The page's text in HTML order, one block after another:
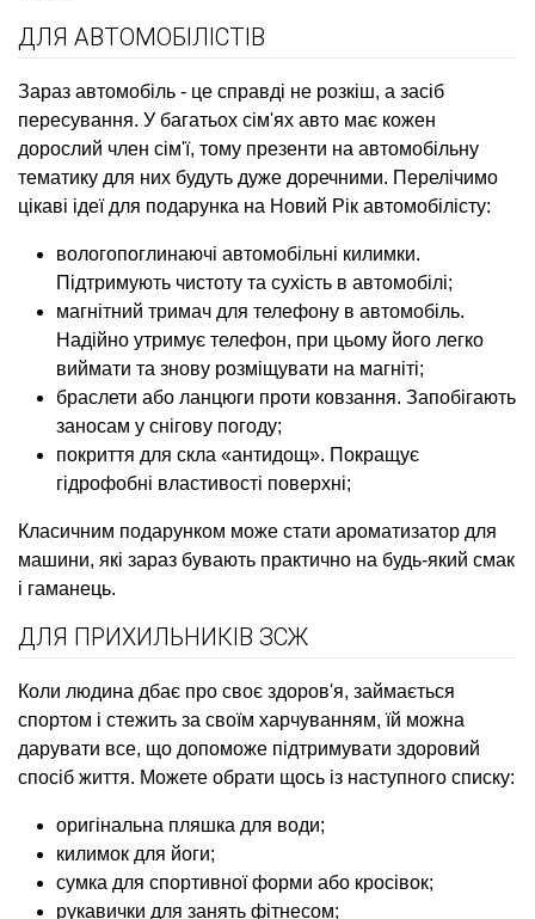
ДЛЯ АВТОМОБІЛІСТІВ
Зараз автомобіль - це справді не розкіш, а засіб
пересування. У багатьох сім'ях авто має кожен
дорослий член сім'ї, тому презенти на автомобільну
тематику для них будуть дуже доречними. Перелічимо
цікаві ідеї для подарунка на Новий Рік автомобілісту:
вологопоглинаючі автомобільні килимки.
Підтримують чистоту та сухість в автомобілі;
магнітний тримач для телефону в автомобіль.
Надійно утримує телефон, при цьому його легко
виймати та знову розміщувати на магніті;
браслети або ланцюги проти ковзання. Запобігають
заносам у снігову погоду;
покриття для скла «антидощ». Покращує
гідрофобні властивості поверхні;
Класичним подарунком може стати ароматизатор для
машини, які зараз бувають практично на будь-який смак
і гаманець.
ДЛЯ ПРИХИЛЬНИКІВ ЗСЖ
Коли людина дбає про своє здоров'я, займається
спортом і стежить за своїм харчуванням, їй можна
дарувати все, що допоможе підтримувати здоровий
спосіб життя. Можете обрати щось із наступного списку:
оригінальна пляшка для води;
килимок для йоги;
сумка для спортивної форми або кросівок;
рукавички для занять фітнесом;